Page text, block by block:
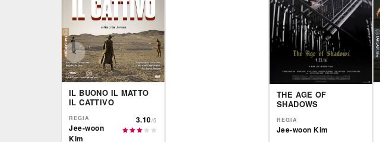
IL BUONO IL MATTO
IL CATTIVO
REGIA
Jee-woon
Kim
3.10/5
THE AGE OF
SHADOWS
REGIA
Jee-woon Kim